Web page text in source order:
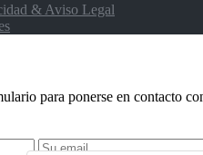
& Aviso Legal
para ponerse en contacto